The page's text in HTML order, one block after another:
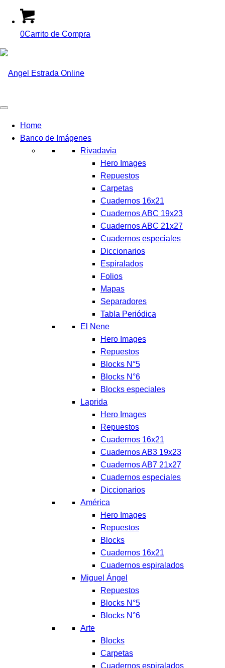
0Carrito de Compra
Home
Banco de Imágenes
Rivadavia
Hero Images
Repuestos
Carpetas
Cuadernos 16x21
Cuadernos ABC 19x23
Cuadernos ABC 21x27
Cuadernos especiales
Diccionarios
Espiralados
Folios
Mapas
Separadores
Tabla Periódica
El Nene
Hero Images
Repuestos
Blocks N°5
Blocks N°6
Blocks especiales
Laprida
Hero Images
Repuestos
Cuadernos 16x21
Cuadernos AB3 19x23
Cuadernos AB7 21x27
Cuadernos especiales
Diccionarios
América
Hero Images
Repuestos
Blocks
Cuadernos 16x21
Cuadernos espiralados
Miguel Ángel
Repuestos
Blocks N°5
Blocks N°6
Arte
Blocks
Carpetas
Cuadernos espiralados